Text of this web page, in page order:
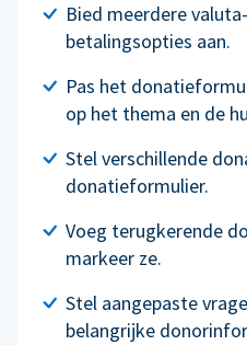
Bied meerdere
betalingsopties aan.
Pas het
op het thema en de
Stel verschillende
donatieformulier.
Voeg terugkerende
markeer ze.
Stel aangepaste
belangrijke